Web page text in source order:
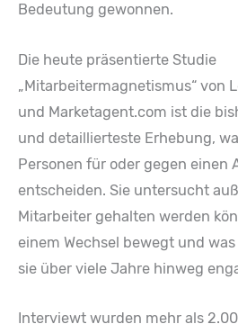
Bedeutung gewonnen.
Die heute präsentierte Studie
„Mitarbeitermagnetismus“ von
und Marketagent.com ist die
und detaillierteste Erhebung,
Personen für oder gegen einen
entscheiden. Sie untersucht
Mitarbeiter gehalten werden
einem Wechsel bewegt und
sie über viele Jahre hinweg
Interviewt wurden mehr als